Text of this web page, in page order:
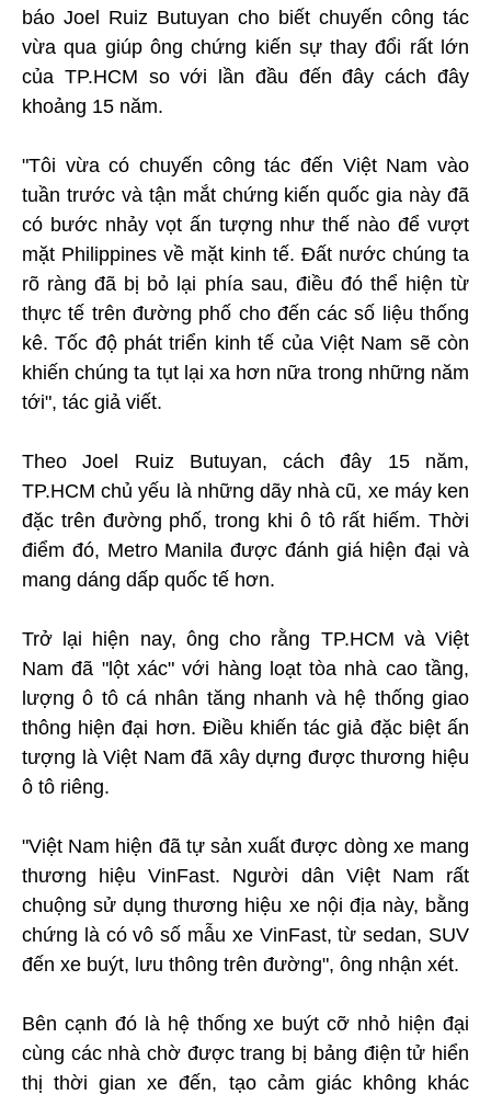
báo Joel Ruiz Butuyan cho biết chuyến công tác
vừa qua giúp ông chứng kiến sự thay đổi rất lớn
của TP.HCM so với lần đầu đến đây cách đây
khoảng 15 năm.
"Tôi vừa có chuyến công tác đến Việt Nam vào
tuần trước và tận mắt chứng kiến quốc gia này đã
có bước nhảy vọt ấn tượng như thế nào để vượt
mặt Philippines về mặt kinh tế. Đất nước chúng ta
rõ ràng đã bị bỏ lại phía sau, điều đó thể hiện từ
thực tế trên đường phố cho đến các số liệu thống
kê. Tốc độ phát triển kinh tế của Việt Nam sẽ còn
khiến chúng ta tụt lại xa hơn nữa trong những năm
tới", tác giả viết.
Theo Joel Ruiz Butuyan, cách đây 15 năm,
TP.HCM chủ yếu là những dãy nhà cũ, xe máy ken
đặc trên đường phố, trong khi ô tô rất hiếm. Thời
điểm đó, Metro Manila được đánh giá hiện đại và
mang dáng dấp quốc tế hơn.
Trở lại hiện nay, ông cho rằng TP.HCM và Việt
Nam đã "lột xác" với hàng loạt tòa nhà cao tầng,
lượng ô tô cá nhân tăng nhanh và hệ thống giao
thông hiện đại hơn. Điều khiến tác giả đặc biệt ấn
tượng là Việt Nam đã xây dựng được thương hiệu
ô tô riêng.
"Việt Nam hiện đã tự sản xuất được dòng xe mang
thương hiệu VinFast. Người dân Việt Nam rất
chuộng sử dụng thương hiệu xe nội địa này, bằng
chứng là có vô số mẫu xe VinFast, từ sedan, SUV
đến xe buýt, lưu thông trên đường", ông nhận xét.
Bên cạnh đó là hệ thống xe buýt cỡ nhỏ hiện đại
cùng các nhà chờ được trang bị bảng điện tử hiển
thị thời gian xe đến, tạo cảm giác không khác